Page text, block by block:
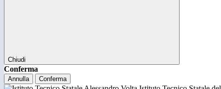
Chiudi
Conferma
Annulla Conferma